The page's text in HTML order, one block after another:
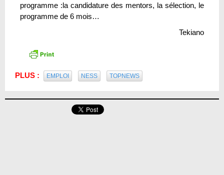
programme :la candidature des mentors, la sélection, le
programme de 6 mois…
Tekiano
PLUS : EMPLOI NESS TOPNEWS